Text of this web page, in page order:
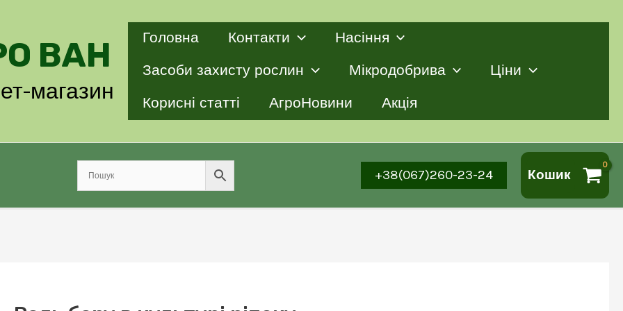
ВАН
магазин
Головна Контакти Насіння
Засоби захисту рослин Мікродобрива Ціни
Корисні статті АгроНовини Акція
+38(067)260-23-24 Кошик